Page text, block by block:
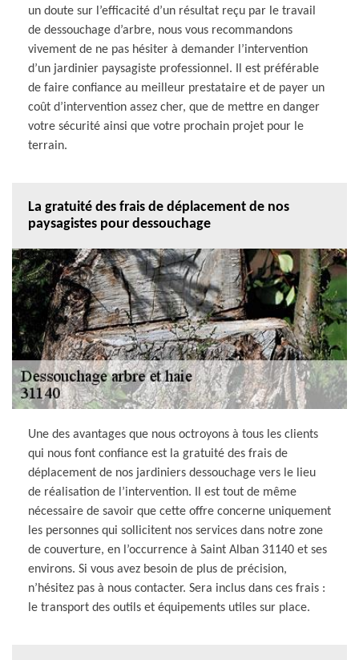
un doute sur l’efficacité d’un résultat reçu par le travail
de dessouchage d’arbre, nous vous recommandons
vivement de ne pas hésiter à demander l’intervention
d’un jardinier paysagiste professionnel. Il est préférable
de faire confiance au meilleur prestataire et de payer un
coût d’intervention assez cher, que de mettre en danger
votre sécurité ainsi que votre prochain projet pour le
terrain.
La gratuité des frais de déplacement de nos
paysagistes pour dessouchage
Une des avantages que nous octroyons à tous les clients
qui nous font confiance est la gratuité des frais de
déplacement de nos jardiniers dessouchage vers le lieu
de réalisation de l’intervention. Il est tout de même
nécessaire de savoir que cette offre concerne uniquement
les personnes qui sollicitent nos services dans notre zone
de couverture, en l’occurrence à Saint Alban 31140 et ses
environs. Si vous avez besoin de plus de précision,
n’hésitez pas à nous contacter. Sera inclus dans ces frais :
le transport des outils et équipements utiles sur place.